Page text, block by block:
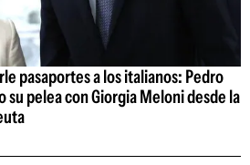
pasaportes a los italianos: Pedro
su pelea con Giorgia Meloni desde la